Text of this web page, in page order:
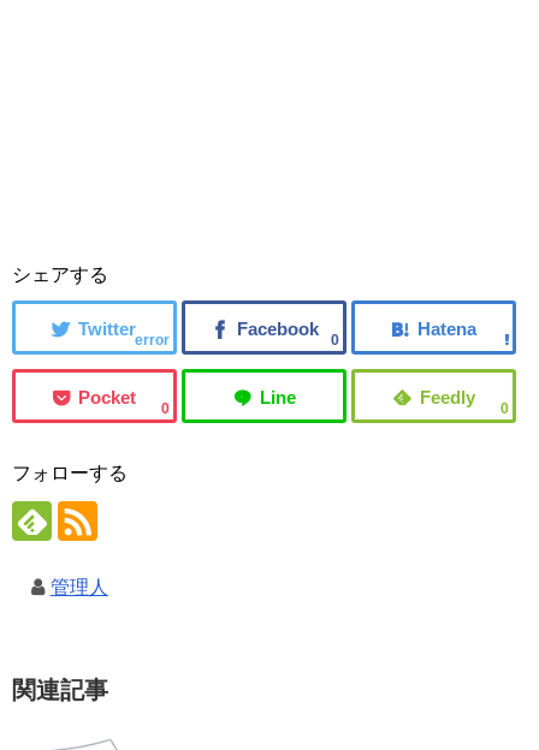
シェアする
error 0
0 0
フォローする
管理人
関連記事